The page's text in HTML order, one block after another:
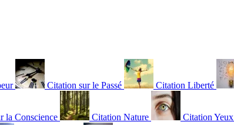
Citation sur le Passé Citation Liberté
la Conscience Citation Nature Citation Yeux